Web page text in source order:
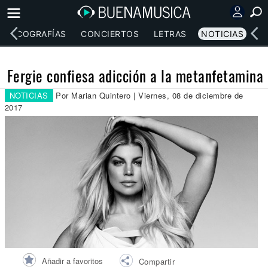
DISCOGRAFÍAS CONCIERTOS LETRAS NOTICIAS
Fergie confiesa adicción a la metanfetamina
NOTICIAS
Por Marian Quintero | Viernes, 08 de diciembre de
2017
Añadir a favoritos Compartir